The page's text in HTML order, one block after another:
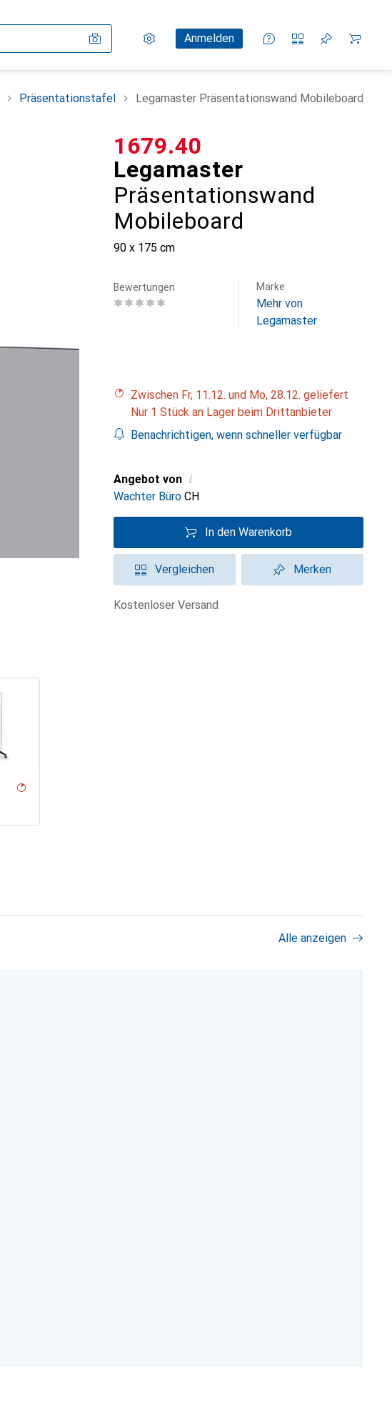
Einstellungen
KundenkontoAnmelden
Vergleichslisten
Merklisten
Warenkorb
Präsentationstafel Legamaster Präsentationswand Mobileboard
Legamaster
Präsentationswand
Mobileboard
90 x 175 cm
CHF
1679.40
Bewertungen Marke
Mehr von
Legamaster
Zwischen Fr, 11.12. und Mo, 28.12. geliefert
Nur 1 Stück an Lager beim Drittanbieter
Benachrichtigen, wenn schneller verfügbar
Angebot von i
Wachter Büro CH
In den Warenkorb
Vergleichen Merken
kostenloser Versand
Alle anzeigen